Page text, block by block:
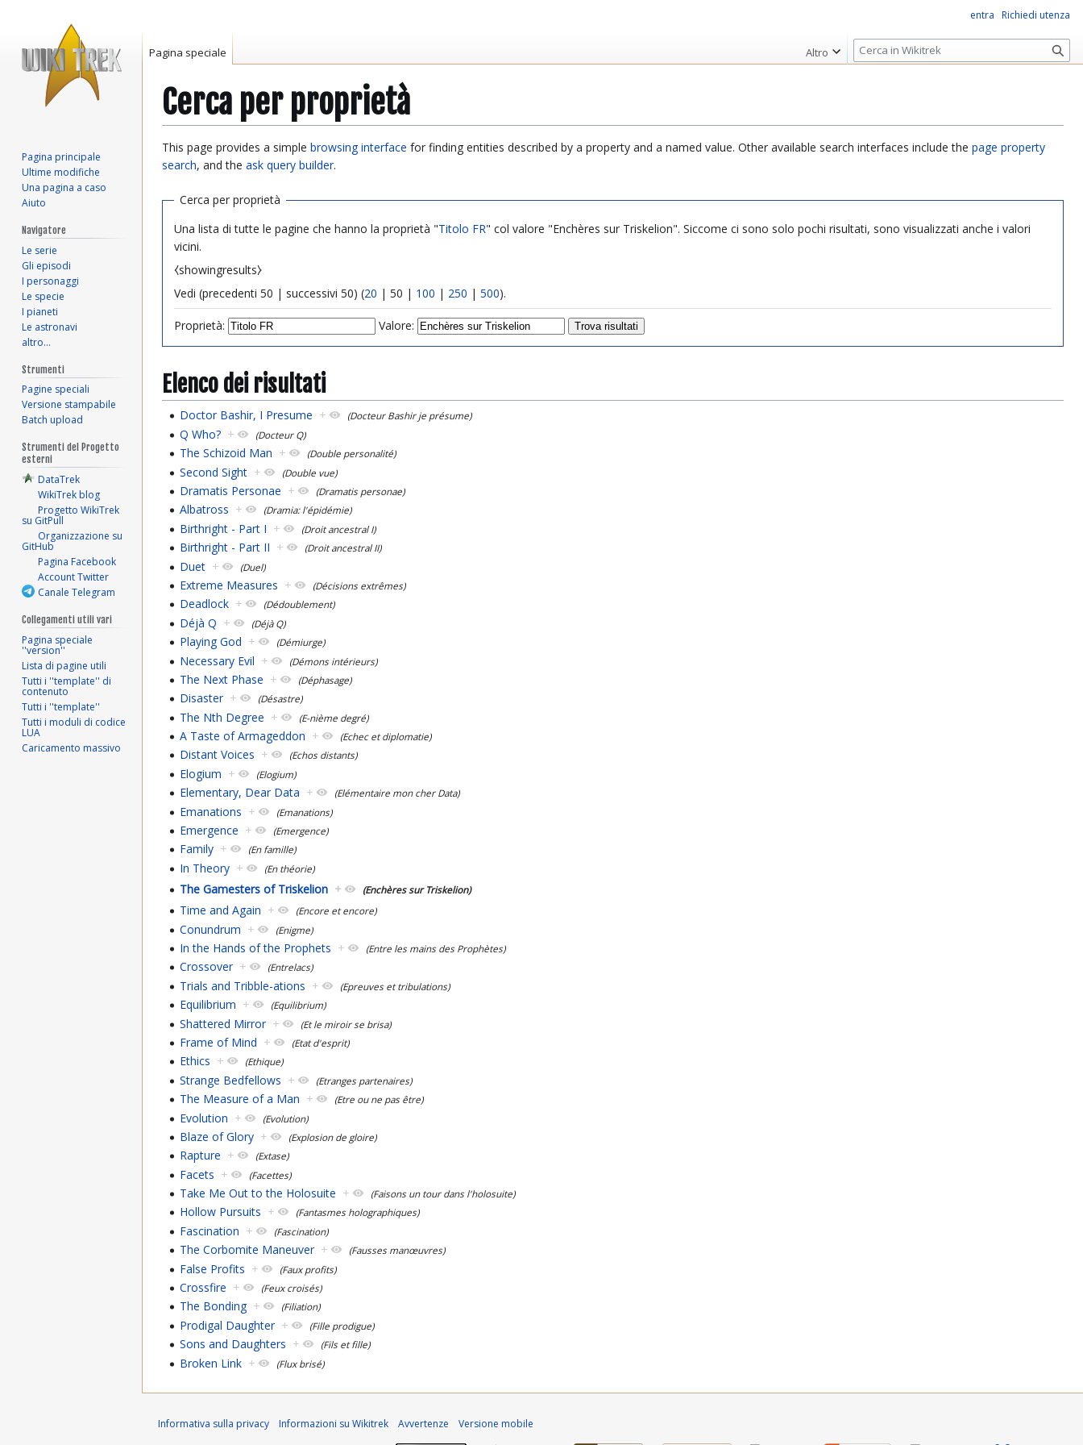
Cerca per proprietà
Vai
alla
Vai
alla
This page provides a simple browsing interface for finding entities described by a property and a named value. Other available search interfaces include the page property
search, and the ask query builder.
Cerca per proprietà
Una lista di tutte le pagine che hanno la proprietà "Titolo FR" col valore "Enchères sur Triskelion". Siccome ci sono solo pochi risultati, sono visualizzati anche i valori
vicini.
⧼showingresults⧽
Vedi (precedenti 50 | successivi 50) (20 | 50 | 100 | 250 | 500).
Proprietà: Valore:
Elenco dei risultati
Doctor Bashir, I Presume + (Docteur Bashir je présume)
Q Who? + (Docteur Q)
The Schizoid Man + (Double personalité)
Second Sight + (Double vue)
Dramatis Personae + (Dramatis personae)
Albatross + (Dramia: l'épidémie)
Birthright - Part I + (Droit ancestral I)
Birthright - Part II + (Droit ancestral II)
Duet + (Duel)
Extreme Measures + (Décisions extrêmes)
Deadlock + (Dédoublement)
Déjà Q + (Déjà Q)
Playing God + (Démiurge)
Necessary Evil + (Démons intérieurs)
The Next Phase + (Déphasage)
Disaster + (Désastre)
The Nth Degree + (E-nième degré)
A Taste of Armageddon + (Echec et diplomatie)
Distant Voices + (Echos distants)
Elogium + (Elogium)
Elementary, Dear Data + (Elémentaire mon cher Data)
Emanations + (Emanations)
Emergence + (Emergence)
Family + (En famille)
In Theory + (En théorie)
The Gamesters of Triskelion + (Enchères sur Triskelion)
Time and Again + (Encore et encore)
Conundrum + (Enigme)
In the Hands of the Prophets + (Entre les mains des Prophètes)
Crossover + (Entrelacs)
Trials and Tribble-ations + (Epreuves et tribulations)
Equilibrium + (Equilibrium)
Shattered Mirror + (Et le miroir se brisa)
Frame of Mind + (Etat d'esprit)
Ethics + (Ethique)
Strange Bedfellows + (Etranges partenaires)
The Measure of a Man + (Etre ou ne pas être)
Evolution + (Evolution)
Blaze of Glory + (Explosion de gloire)
Rapture + (Extase)
Facets + (Facettes)
Take Me Out to the Holosuite + (Faisons un tour dans l'holosuite)
Hollow Pursuits + (Fantasmes holographiques)
Fascination + (Fascination)
The Corbomite Maneuver + (Fausses manœuvres)
False Profits + (Faux profits)
Crossfire + (Feux croisés)
The Bonding + (Filiation)
Prodigal Daughter + (Fille prodigue)
Sons and Daughters + (Fils et fille)
Broken Link + (Flux brisé)
entra Richiedi utenza
Pagina speciale Altro
R
i
r
c
Pagina principale
Ultime modifiche
Una pagina a caso
Aiuto
Navigatore
Le serie
Gli episodi
I personaggi
Le specie
I pianeti
Le astronavi
altro…
Strumenti
Pagine speciali
Versione stampabile
Batch upload
Strumenti del Progetto
esterni
DataTrek
WikiTrek blog
Progetto WikiTrek
su GitPull
Organizzazione su
GitHub
Pagina Facebook
Account Twitter
Canale Telegram
Collegamenti utili vari
Pagina speciale
''version''
Lista di pagine utili
Tutti i ''template'' di
contenuto
Tutti i ''template''
Tutti i moduli di codice
LUA
Caricamento massivo
Informativa sulla privacy Informazioni su Wikitrek Avvertenze Versione mobile